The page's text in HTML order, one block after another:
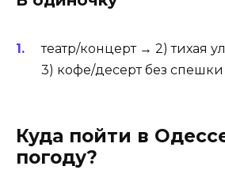
театр/концерт → 2) тихая
3) кофе/десерт без спешки
Куда пойти в
погоду?